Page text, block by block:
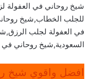
شيخ روحاني في العفولة
للجلب الخطاب,شيخ
في العفولة لجلب
السعودية,شيخ روحاني في
افضل واقوي شيخ